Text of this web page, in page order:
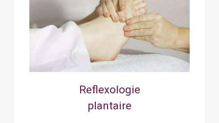
Reflexologie
plantaire